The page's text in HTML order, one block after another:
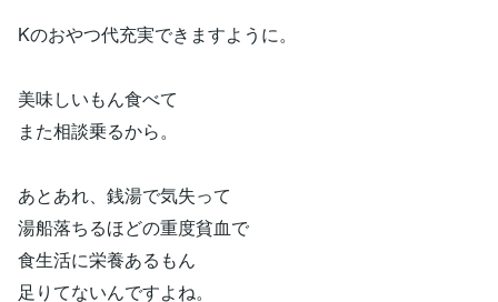
Kのおやつ代充実できますように。
美味しいもん食べて
また相談乗るから。
あとあれ、銭湯で気失って
湯船落ちるほどの重度貧血で
食生活に栄養あるもん
足りてないんですよね。